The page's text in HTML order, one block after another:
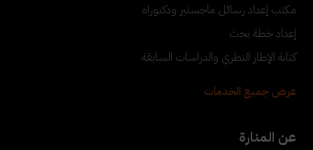
مكتب إعداد رسائل ماجستير ودكتوراه
إعداد خطة بحث
كتابة الإطار النظري والدراسات السابقة
عرض جميع الخدمات
عن المنارة